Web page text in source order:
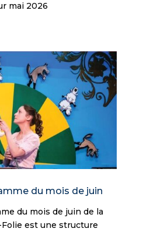
mai 2026
du mois de juin
du mois de juin de la
est une structure